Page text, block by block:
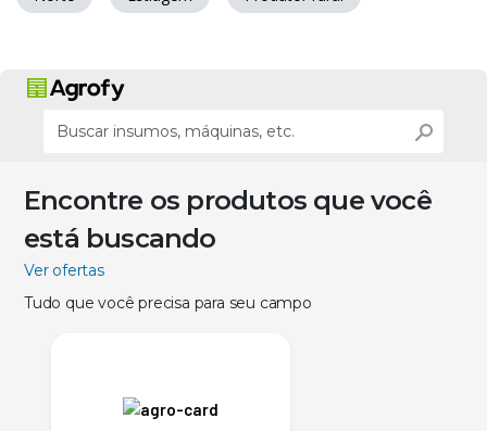
Encontre os produtos que você
está buscando
Ver ofertas
Tudo que você precisa para seu campo